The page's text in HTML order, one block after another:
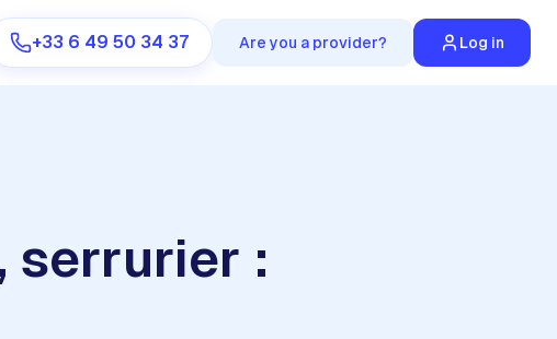
+33 6 49 50 34 37 Are you a provider? Log in
serrurier :